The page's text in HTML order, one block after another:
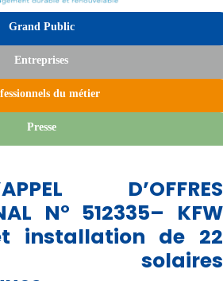
Grand Public
Entreprises
du métier
Presse
D’OFFRES
N° 512335– KFW
installation de 22
solaires